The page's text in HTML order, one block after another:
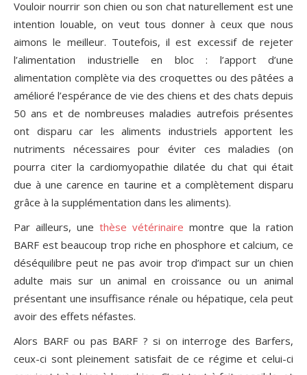
Vouloir nourrir son chien ou son chat naturellement est une
intention louable, on veut tous donner à ceux que nous
aimons le meilleur. Toutefois, il est excessif de rejeter
l’alimentation industrielle en bloc : l’apport d’une
alimentation complète via des croquettes ou des pâtées a
amélioré l’espérance de vie des chiens et des chats depuis
50 ans et de nombreuses maladies autrefois présentes
ont disparu car les aliments industriels apportent les
nutriments nécessaires pour éviter ces maladies (on
pourra citer la cardiomyopathie dilatée du chat qui était
due à une carence en taurine et a complètement disparu
grâce à la supplémentation dans les aliments).
Par ailleurs, une thèse vétérinaire montre que la ration
BARF est beaucoup trop riche en phosphore et calcium, ce
déséquilibre peut ne pas avoir trop d’impact sur un chien
adulte mais sur un animal en croissance ou un animal
présentant une insuffisance rénale ou hépatique, cela peut
avoir des effets néfastes.
Alors BARF ou pas BARF ? si on interroge des Barfers,
ceux-ci sont pleinement satisfait de ce régime et celui-ci